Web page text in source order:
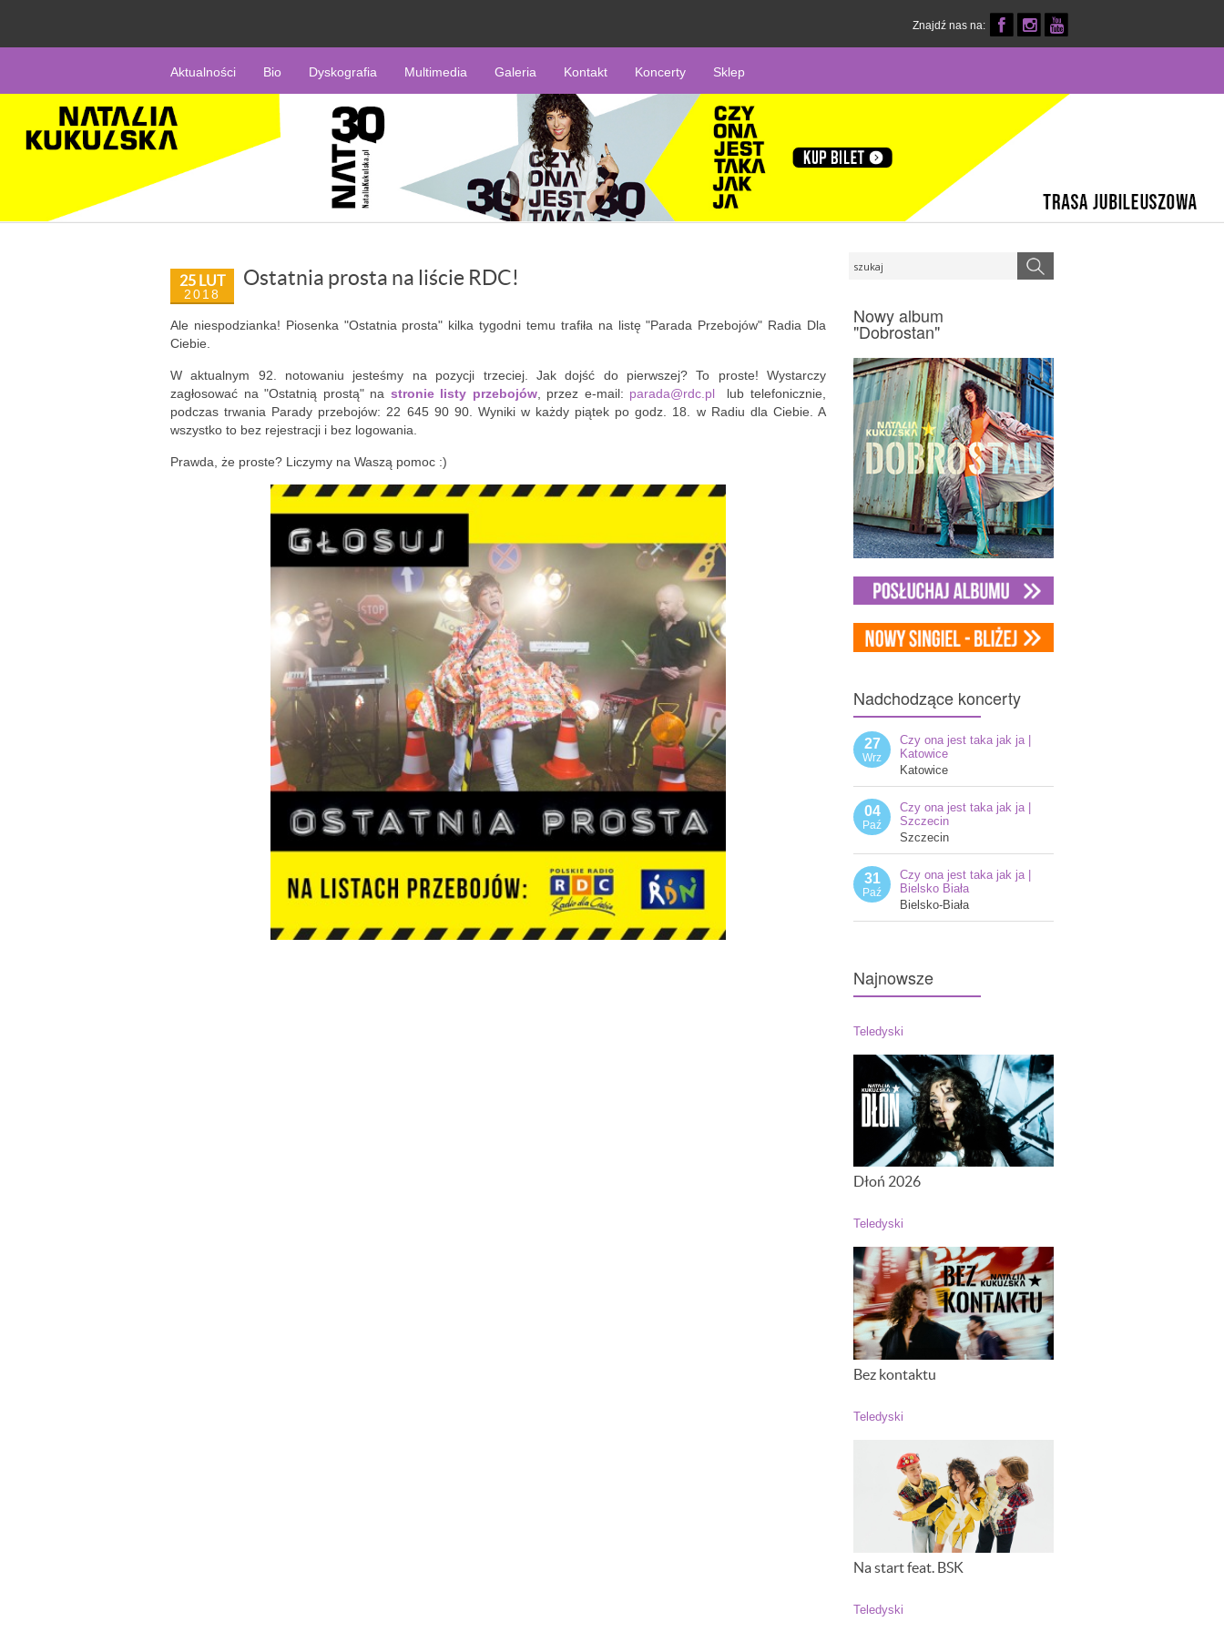
Znajdź nas na:
Aktualności Bio Dyskografia Multimedia Galeria Kontakt Koncerty Sklep
25 LUT
2018
Ostatnia prosta na liście RDC!
Ale niespodzianka! Piosenka "Ostatnia prosta" kilka tygodni temu trafiła na listę "Parada Przebojów" Radia Dla
Ciebie.
W aktualnym 92. notowaniu jesteśmy na pozycji trzeciej. Jak dojść do pierwszej? To proste! Wystarczy
zagłosować na "Ostatnią prostą" na stronie listy przebojów, przez e-mail: parada@rdc.pl lub telefonicznie,
podczas trwania Parady przebojów: 22 645 90 90. Wyniki w każdy piątek po godz. 18. w Radiu dla Ciebie. A
wszystko to bez rejestracji i bez logowania.
Prawda, że proste? Liczymy na Waszą pomoc :)
Nowy album
"Dobrostan"
Nadchodzące koncerty
27
Wrz
Czy ona jest taka jak ja |
Katowice
Katowice
04
Paź
Czy ona jest taka jak ja |
Szczecin
Szczecin
31
Paź
Czy ona jest taka jak ja |
Bielsko Biała
Bielsko-Biała
Najnowsze
Teledyski
Dłoń 2026
Teledyski
Bez kontaktu
Teledyski
Na start feat. BSK
Teledyski